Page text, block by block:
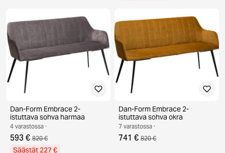
Dan-Form Embrace 2-
istuttava sohva harmaa
4 varastossa ·
593 € 820 €
Säästät 227 €
Dan-Form Embrace 2-
istuttava sohva okra
7 varastossa ·
741 € 820 €